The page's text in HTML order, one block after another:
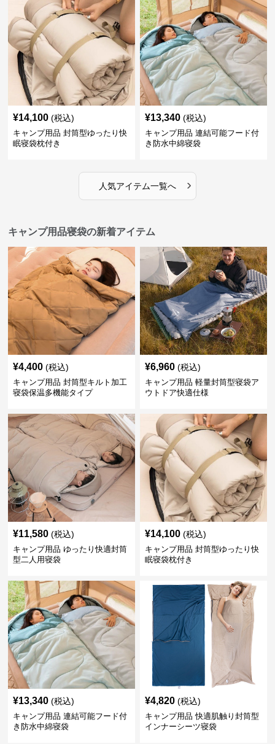
¥14,100 (税込)
キャンプ用品 封筒型ゆったり快
眠寝袋枕付き
¥13,340 (税込)
キャンプ用品 連結可能フード付
き防水中綿寝袋
人気アイテム一覧へ ›
キャンプ用品寝袋の新着アイテム
¥4,400 (税込)
キャンプ用品 封筒型キルト加工
寝袋保温多機能タイプ
¥6,960 (税込)
キャンプ用品 軽量封筒型寝袋ア
ウトドア快適仕様
¥11,580 (税込)
キャンプ用品 ゆったり快適封筒
型二人用寝袋
¥14,100 (税込)
キャンプ用品 封筒型ゆったり快
眠寝袋枕付き
¥13,340 (税込)
キャンプ用品 連結可能フード付
き防水中綿寝袋
¥4,820 (税込)
キャンプ用品 快適肌触り封筒型
インナーシーツ寝袋